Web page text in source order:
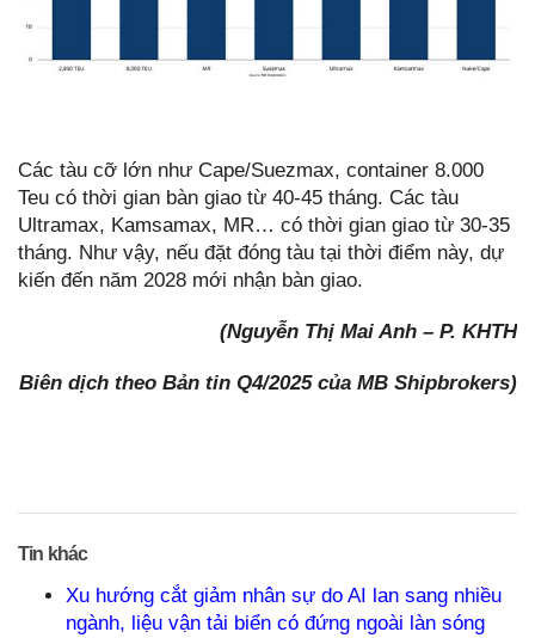
Các tàu cỡ lớn như Cape/Suezmax, container 8.000
Teu có thời gian bàn giao từ 40-45 tháng. Các tàu
Ultramax, Kamsamax, MR… có thời gian giao từ 30-35
tháng. Như vậy, nếu đặt đóng tàu tại thời điểm này, dự
kiến đến năm 2028 mới nhận bàn giao.
(Nguyễn Thị Mai Anh – P. KHTH
Biên dịch theo Bản tin Q4/2025 của MB Shipbrokers)
Tin khác
Xu hướng cắt giảm nhân sự do AI lan sang nhiều
ngành, liệu vận tải biển có đứng ngoài làn sóng